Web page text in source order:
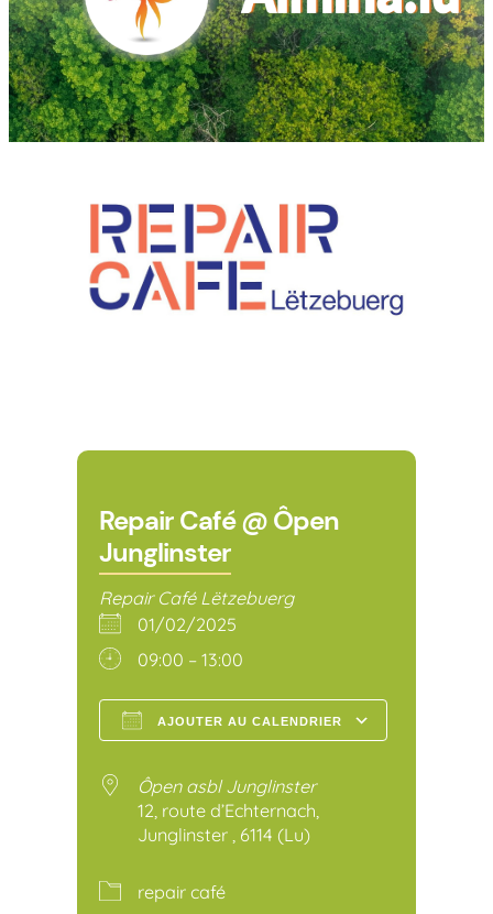
Repair Café @ Ôpen
Junglinster
Repair Café Lëtzebuerg
01/02/2025
09:00 – 13:00
AJOUTER AU CALENDRIER
Ôpen asbl Junglinster
12, route d’Echternach,
Junglinster , 6114 (Lu)
repair café